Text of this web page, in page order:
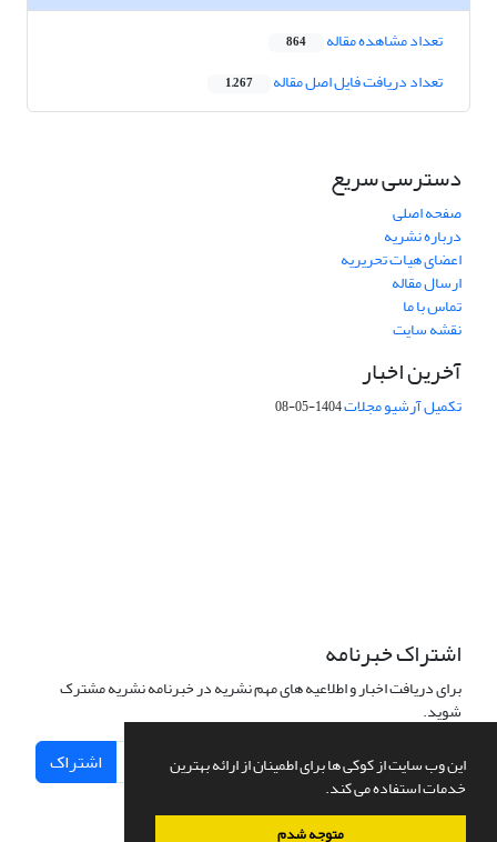
این وب سایت از کوکی ها برای اطمینان از ارائه بهترین
خدمات استفاده می کند.
متوجه شدم
تعداد مشاهده مقاله 864
تعداد دریافت فایل اصل مقاله 1,267
دسترسی سریع
صفحه اصلی
درباره نشریه
اعضای هیات تحریریه
ارسال مقاله
تماس با ما
نقشه سایت
آخرین اخبار
تکمیل آرشیو مجلات1404-05-08
اشتراک خبرنامه
برای دریافت اخبار و اطلاعیه های مهم نشریه در خبرنامه نشریه مشترک
شوید.
اشتراک